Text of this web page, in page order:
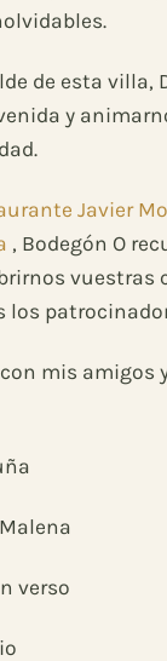
de esta villa,
y
Javier
, Bodegón O
vuestras
los
mis amigos
verso